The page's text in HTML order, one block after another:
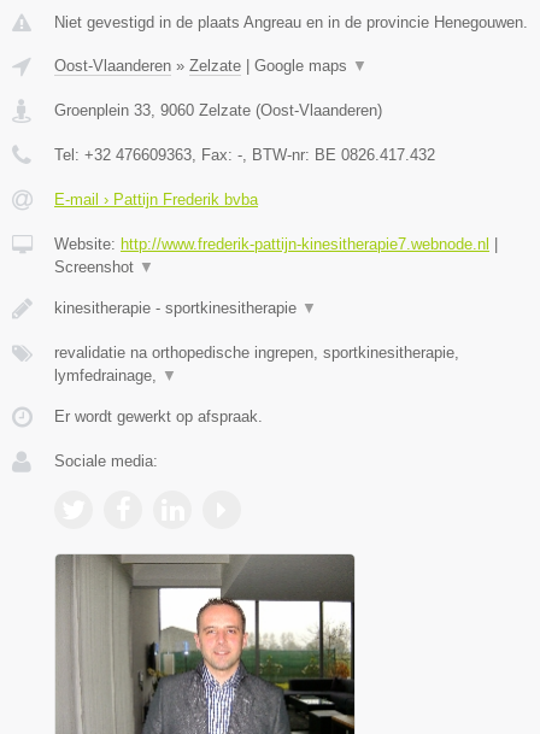
Niet gevestigd in de plaats Angreau en in de provincie Henegouwen.
Oost-Vlaanderen » Zelzate Google maps ▼
Groenplein 33, 9060 Zelzate (Oost-Vlaanderen)
Tel: +32 476609363, Fax: -, BTW-nr: BE 0826.417.432
E-mail › Pattijn Frederik bvba
Website: http://www.frederik-pattijn-kinesitherapie7.webnode.nl
Screenshot ▼
kinesitherapie - sportkinesitherapie ▼
revalidatie na orthopedische ingrepen, sportkinesitherapie,
lymfedrainage, ▼
Er wordt gewerkt op afspraak.
Sociale media: